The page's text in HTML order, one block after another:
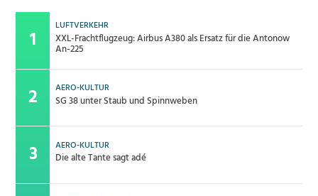
LUFTVERKEHR
XXL-Frachtflugzeug: Airbus A380 als Ersatz für die Antonow
An-225
AERO-KULTUR
SG 38 unter Staub und Spinnweben
AERO-KULTUR
Die alte Tante sagt adé